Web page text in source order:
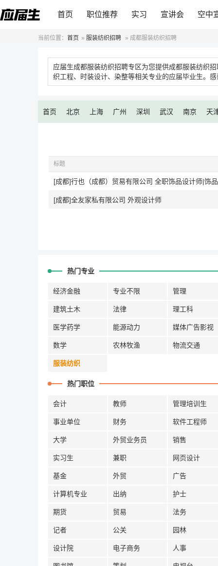
首页 职位推荐 实习 宣讲会 空中
当前位置： 首页 » 服装纺织招聘 » 成都服装纺织招聘
应届生成都服装纺织招聘专区为您提供成都服装纺织
织工程、时装设计、染整等相关专业的应届毕业生。
首页 北京 上海 广州 深圳 武汉 南京 天
标题
[成都]全友家私有限公司 外观设计师
热门专业
经济金融 专业不限 管理
建筑土木 法律 理工科
医学药学 能源动力 媒体广告影视
数学 农林牧渔 物流交通
服装纺织
热门职位
会计 教师 管理培训生
事业单位 财务 软件工程师
大学 外贸业务员 销售
实习生 兼职 网页设计
基金 外贸 广告
计算机专业 出纳 护士
期货 贸易 法务
记者 公关 园林
设计院 电子商务 人事